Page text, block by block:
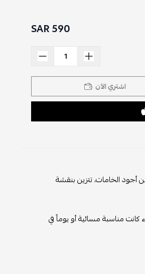
590 SAR
اشتري الآن
أجود الخامات، تتزين بنقشة
كانت مناسبة مسائية أو يوماً في